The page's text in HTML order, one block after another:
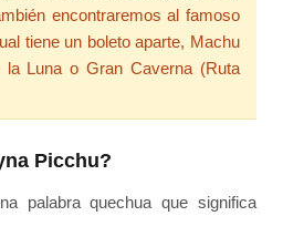
encontraremos al famoso
tiene un boleto aparte, Machu
la Luna o Gran Caverna (Ruta
Picchu?
palabra quechua que significa